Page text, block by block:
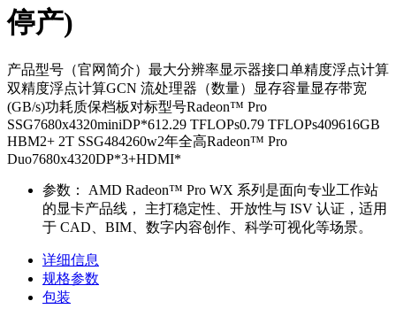
停产)
产品型号（官网简介）最大分辨率显示器接口单精度浮点计算
双精度浮点计算GCN 流处理器（数量）显存容量显存带宽
(GB/s)功耗质保档板对标型号Radeon™ Pro
SSG7680x4320miniDP*612.29 TFLOPs0.79 TFLOPs409616GB
HBM2+ 2T SSG484260w2年全高Radeon™ Pro
Duo7680x4320DP*3+HDMI*
参数：
AMD Radeon™ Pro WX 系列是面向专业工作站
的显卡产品线， 主打稳定性、开放性与 ISV 认证，适用
于 CAD、BIM、数字内容创作、科学可视化等场景。
详细信息
规格参数
包装